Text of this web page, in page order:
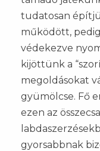
tudatosan
működött,
védekezve
kijöttünk a
megoldásokat
gyümölcse. Fő
ezen az
gyorsabbnak